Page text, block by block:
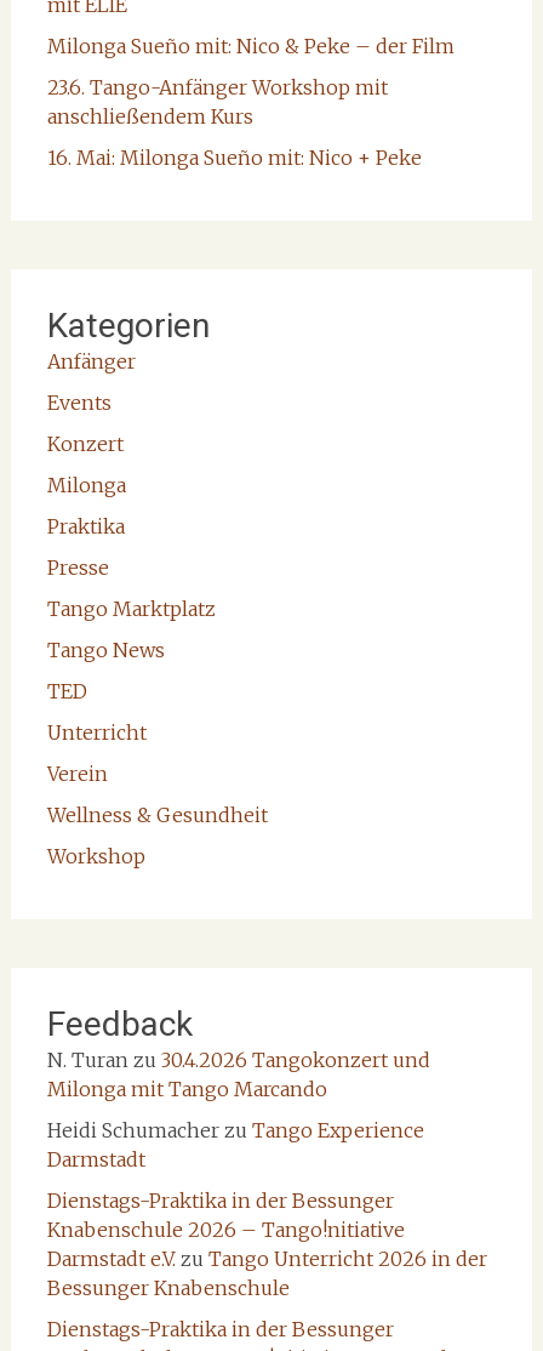
Milonga Sueño mit: Nico & Peke – der Film
23.6. Tango-Anfänger Workshop mit
anschließendem Kurs
16. Mai: Milonga Sueño mit: Nico + Peke
Kategorien
Anfänger
Events
Konzert
Milonga
Praktika
Presse
Tango Marktplatz
Tango News
TED
Unterricht
Verein
Wellness & Gesundheit
Workshop
Feedback
N. Turan zu 30.4.2026 Tangokonzert und
Milonga mit Tango Marcando
Heidi Schumacherzu Tango Experience
Darmstadt
Dienstags-Praktika in der Bessunger
Knabenschule 2026 – Tango!nitiative
Darmstadt e.V.zu Tango Unterricht 2026 in der
Bessunger Knabenschule
Dienstags-Praktika in der Bessunger